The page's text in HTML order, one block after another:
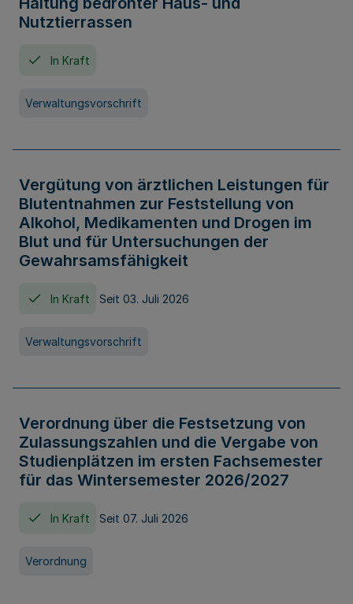
Nutztierrassen
In Kraft
Verwaltungsvorschrift
Vergütung von ärztlichen Leistungen für
Blutentnahmen zur Feststellung von
Alkohol, Medikamenten und Drogen im
Blut und für Untersuchungen der
Gewahrsamsfähigkeit
In Kraft Seit 03. Juli 2026
Verwaltungsvorschrift
Verordnung über die Festsetzung von
Zulassungszahlen und die Vergabe von
Studienplätzen im ersten Fachsemester
für das Wintersemester 2026/2027
In Kraft Seit 07. Juli 2026
Verordnung